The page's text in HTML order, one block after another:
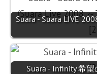
Suara - Suara LIVE
Suara - Infinity 希望